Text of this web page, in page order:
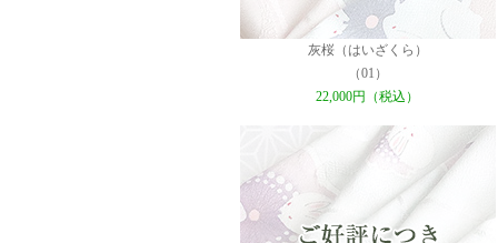
灰桜（はいざくら）
（01）
22,000円（税込）